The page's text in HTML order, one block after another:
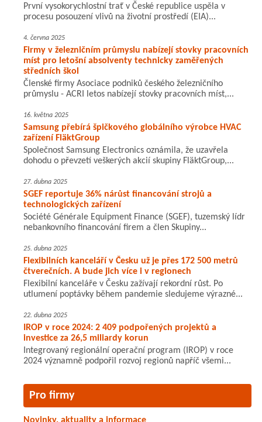
První vysokorychlostní trať v České republice uspěla v
procesu posouzení vlivů na životní prostředí (EIA)...
4. června 2025
Firmy v železničním průmyslu nabízejí stovky pracovních
míst pro letošní absolventy technicky zaměřených
středních škol
Členské firmy Asociace podniků českého železničního
průmyslu - ACRI letos nabízejí stovky pracovních míst,...
16. května 2025
Samsung přebírá špičkového globálního výrobce HVAC
zařízení FläktGroup
Společnost Samsung Electronics oznámila, že uzavřela
dohodu o převzetí veškerých akcií skupiny FläktGroup,...
27. dubna 2025
SGEF reportuje 36% nárůst financování strojů a
technologických zařízení
Société Générale Equipment Finance (SGEF), tuzemský lídr
nebankovního financování firem a člen Skupiny...
25. dubna 2025
Flexibilních kanceláří v Česku už je přes 172 500 metrů
čtverečních. A bude jich více i v regionech
Flexibilní kanceláře v Česku zažívají rekordní růst. Po
utlumení poptávky během pandemie sledujeme výrazné...
22. dubna 2025
IROP v roce 2024: 2 409 podpořených projektů a
investice za 26,5 miliardy korun
Integrovaný regionální operační program (IROP) v roce
2024 významně podpořil rozvoj regionů napříč všemi...
Pro firmy